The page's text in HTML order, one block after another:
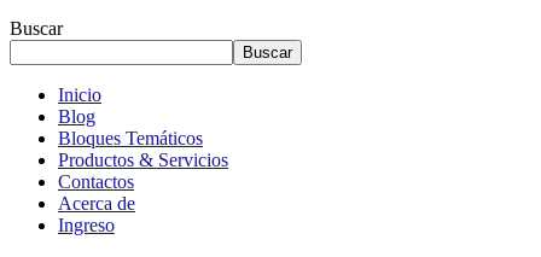
Buscar
Buscar
Inicio
Blog
Bloques Temáticos
Productos & Servicios
Contactos
Acerca de
Ingreso